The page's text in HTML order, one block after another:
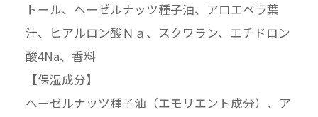
トール、ヘーゼルナッツ種子油、アロエベラ葉
汁、ヒアルロン酸Ｎａ、スクワラン、エチドロン
酸4Na、香料
【保湿成分】
ヘーゼルナッツ種子油（エモリエント成分）、ア